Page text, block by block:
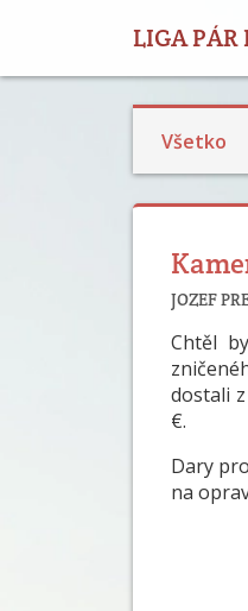
LIGA PÁR
Všetko
JOZEF
Chtěl
dostali
€.
Dary
na